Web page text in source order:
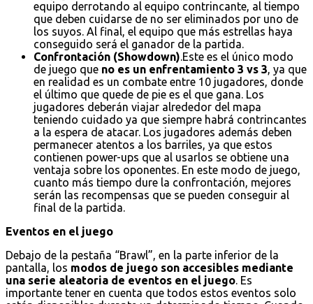
equipo derrotando al equipo contrincante, al tiempo
que deben cuidarse de no ser eliminados por uno de
los suyos. Al final, el equipo que más estrellas haya
conseguido será el ganador de la partida.
Confrontación (Showdown).Este es el único modo
de juego que no es un enfrentamiento 3 vs 3, ya que
en realidad es un combate entre 10 jugadores, donde
el último que quede de pie es el que gana. Los
jugadores deberán viajar alrededor del mapa
teniendo cuidado ya que siempre habrá contrincantes
a la espera de atacar. Los jugadores además deben
permanecer atentos a los barriles, ya que estos
contienen power-ups que al usarlos se obtiene una
ventaja sobre los oponentes. En este modo de juego,
cuanto más tiempo dure la confrontación, mejores
serán las recompensas que se pueden conseguir al
final de la partida.
Eventos en el juego
Debajo de la pestaña “Brawl”, en la parte inferior de la
pantalla, los modos de juego son accesibles mediante
una serie aleatoria de eventos en el juego. Es
importante tener en cuenta que todos estos eventos solo